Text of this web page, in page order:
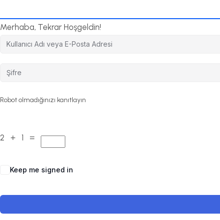
Merhaba, Tekrar Hoşgeldin!
Robot olmadığınızı kanıtlayın
2 + 1 =
Keep me signed in